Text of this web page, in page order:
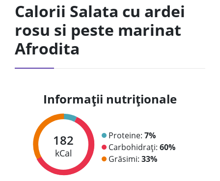
Calorii Salata cu ardei
rosu si peste marinat
Afrodita
Informații nutriționale
182
kCal
Proteine: 7%
Carbohidrați: 60%
Grăsimi: 33%